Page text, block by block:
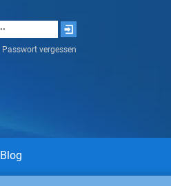
Passwort vergessen
Blog